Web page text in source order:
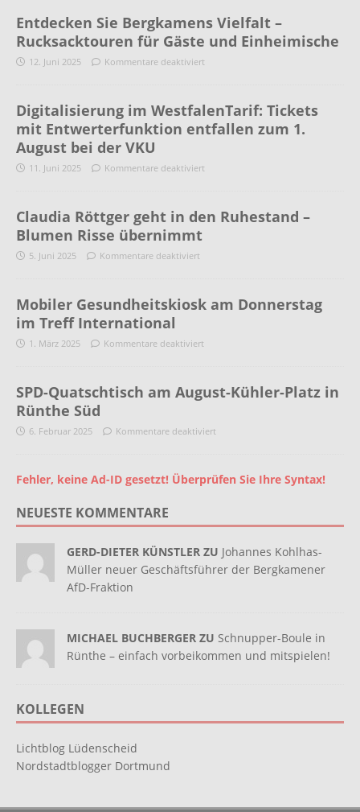
Entdecken Sie Bergkamens Vielfalt –
Rucksacktouren für Gäste und Einheimische
12. Juni 2025 Kommentare deaktiviert
Digitalisierung im WestfalenTarif: Tickets
mit Entwerterfunktion entfallen zum 1.
August bei der VKU
11. Juni 2025 Kommentare deaktiviert
Claudia Röttger geht in den Ruhestand –
Blumen Risse übernimmt
5. Juni 2025 Kommentare deaktiviert
Mobiler Gesundheitskiosk am Donnerstag
im Treff International
1. März 2025 Kommentare deaktiviert
SPD-Quatschtisch am August-Kühler-Platz in
Rünthe Süd
6. Februar 2025 Kommentare deaktiviert
Fehler, keine Ad-ID gesetzt! Überprüfen Sie Ihre Syntax!
NEUESTE KOMMENTARE
GERD-DIETER KÜNSTLER ZU Johannes Kohlhas-
Müller neuer Geschäftsführer der Bergkamener
AfD-Fraktion
MICHAEL BUCHBERGER ZU Schnupper-Boule in
Rünthe – einfach vorbeikommen und mitspielen!
KOLLEGEN
Lichtblog Lüdenscheid
Nordstadtblogger Dortmund